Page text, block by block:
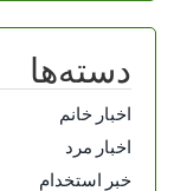
دسته‌ها
اخبار خانم
اخبار مرد
خبر استخدام